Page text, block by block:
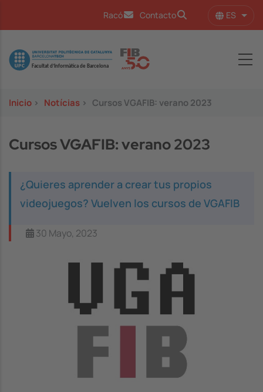
Racó Contacto ES
Image
Inicio > Notícias > Cursos VGAFIB: verano 2023
Cursos VGAFIB: verano 2023
¿Quieres aprender a crear tus propios
videojuegos? Vuelven los cursos de VGAFIB
30 Mayo, 2023